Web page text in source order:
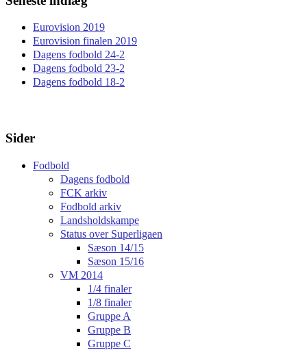
Eurovision 2019
Eurovision finalen 2019
Dagens fodbold 24-2
Dagens fodbold 23-2
Dagens fodbold 18-2
Sider
Fodbold
Dagens fodbold
FCK arkiv
Fodbold arkiv
Landsholdskampe
Status over Superligaen
Sæson 14/15
Sæson 15/16
VM 2014
1/4 finaler
1/8 finaler
Gruppe A
Gruppe B
Gruppe C